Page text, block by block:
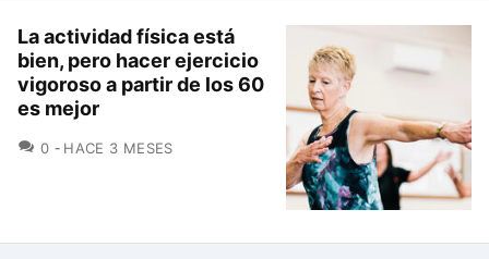
La actividad física está
bien, pero hacer ejercicio
vigoroso a partir de los 60
es mejor
0 COMENTARIOS
HACE 3 MESES